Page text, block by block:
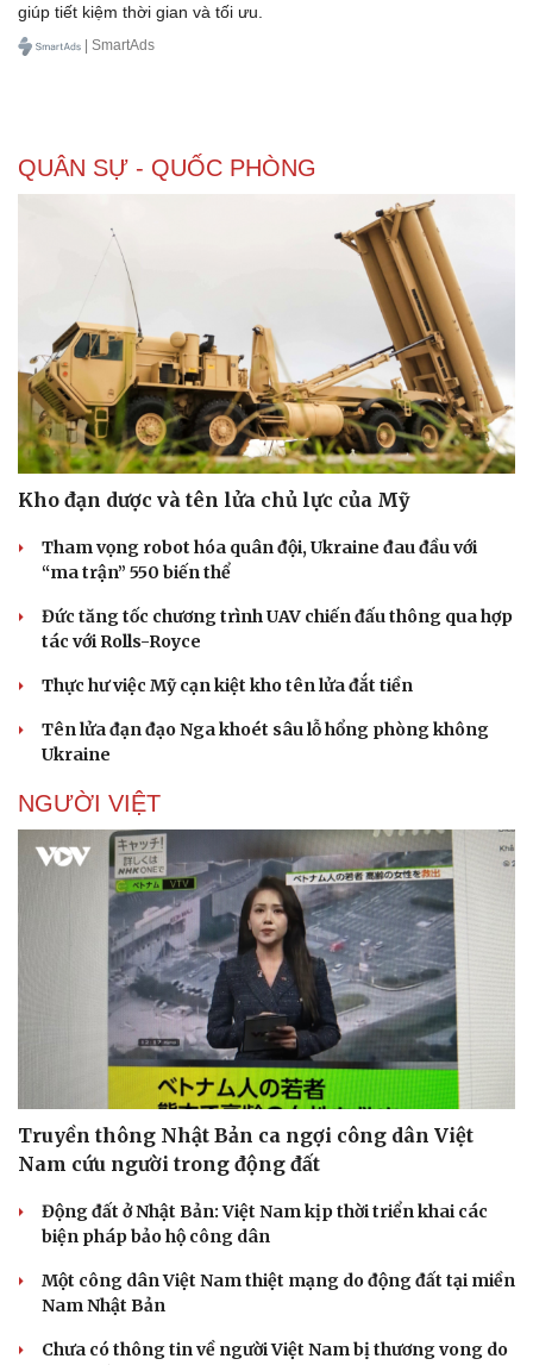
Doanh nghiệp
Thông tin doanh nghiệp
Doanh nghiệp 24h
Vì cộng đồng
Công nghệ
Sành điệu
Tin Công nghệ
Trải nghiệm
Chuyển đổi số
giúp tiết kiệm thời gian và tối ưu.
| SmartAds
QUÂN SỰ - QUỐC PHÒNG
Kho đạn dược và tên lửa chủ lực của Mỹ
Tham vọng robot hóa quân đội, Ukraine đau đầu với
“ma trận” 550 biến thể
Đức tăng tốc chương trình UAV chiến đấu thông qua hợp
tác với Rolls-Royce
Thực hư việc Mỹ cạn kiệt kho tên lửa đắt tiền
Tên lửa đạn đạo Nga khoét sâu lỗ hổng phòng không
Ukraine
NGƯỜI VIỆT
Truyền thông Nhật Bản ca ngợi công dân Việt
Nam cứu người trong động đất
Động đất ở Nhật Bản: Việt Nam kịp thời triển khai các
biện pháp bảo hộ công dân
Một công dân Việt Nam thiệt mạng do động đất tại miền
Nam Nhật Bản
Chưa có thông tin về người Việt Nam bị thương vong do